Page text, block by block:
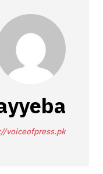
voiceofpress.pk